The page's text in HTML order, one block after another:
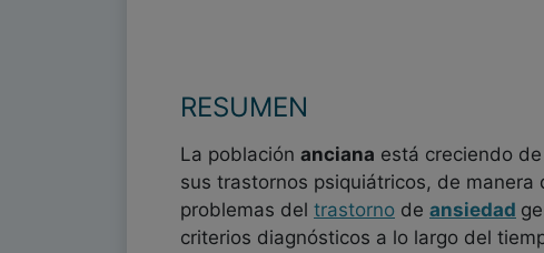
RESUMEN
La población anciana está creciendo
sus trastornos psiquiátricos, de
problemas del trastorno de ansiedad
criterios diagnósticos a lo largo del